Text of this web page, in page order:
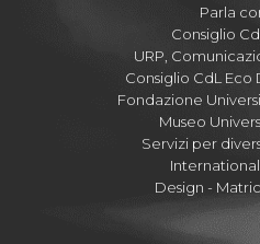
Parla
Consiglio
URP,
Consiglio CdL Eco
Fondazione
Museo
Servizi per
Design -